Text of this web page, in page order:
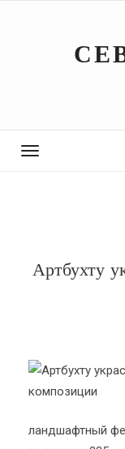
Toggle
Артбухту
ландшафтный